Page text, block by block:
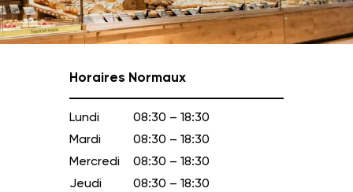
Horaires Normaux
Lundi
08:30 – 18:30
Mardi
08:30 – 18:30
Mercredi
08:30 – 18:30
Jeudi
08:30 – 18:30